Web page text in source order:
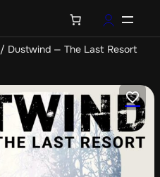
/ Dustwind — The Last Resort